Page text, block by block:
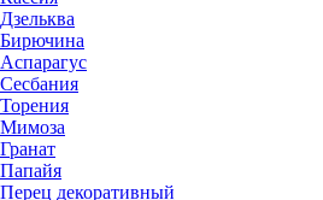
Дзельква
Бирючина
Аспарагус
Сесбания
Торения
Мимоза
Гранат
Папайя
Перец декоративный